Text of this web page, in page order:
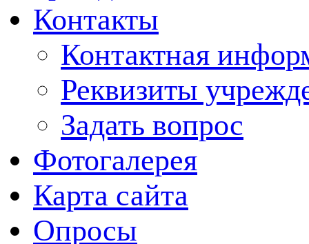
Контакты
Контактная
Реквизиты
Задать вопрос
Фотогалерея
Карта сайта
Опросы